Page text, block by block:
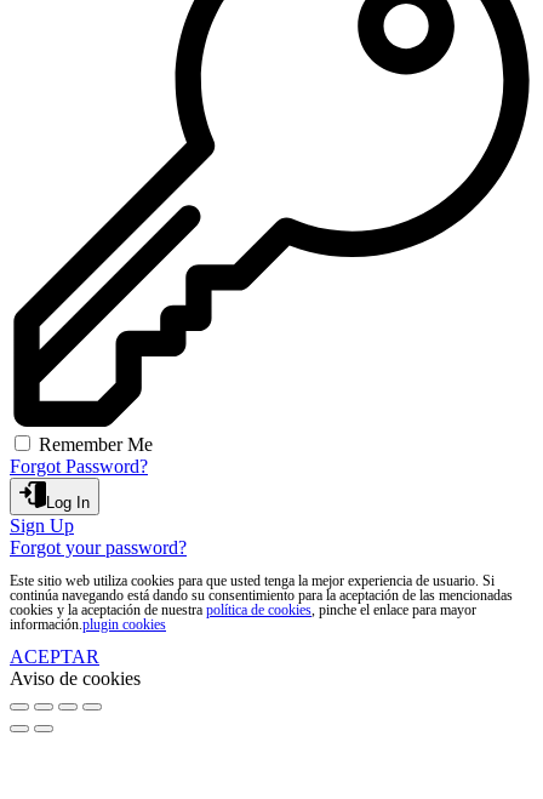
Remember Me
Forgot Password?
Log In
Sign Up
Forgot your password?
Este sitio web utiliza cookies para que usted tenga la mejor experiencia de usuario. Si
continúa navegando está dando su consentimiento para la aceptación de las mencionadas
cookies y la aceptación de nuestra política de cookies, pinche el enlace para mayor
información.plugin cookies
ACEPTAR
Aviso de cookies